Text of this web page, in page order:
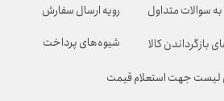
رویه ارسال سفارش
شیوه‌های پرداخت
سوالات متداول
بازگرداندن کالا
لیست جهت استعلام قیمت